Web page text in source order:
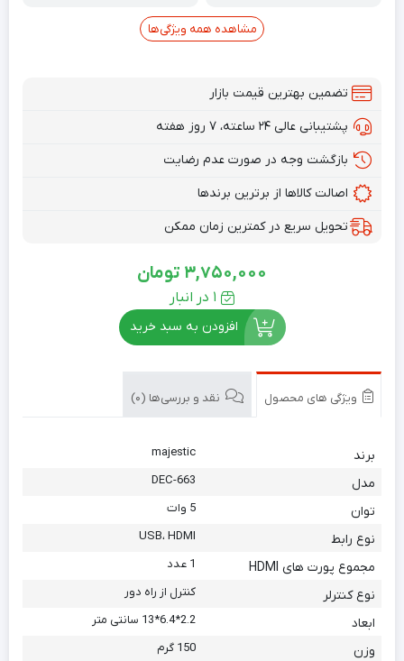
مشاهده همه ویژگی‌ها
تضمین بهترین قیمت بازار
پشتیبانی عالی ۲۴ ساعته، ۷ روز هفته
بازگشت وجه در صورت عدم رضایت
اصالت کالاها از برترین برندها
تحویل سریع در کمترین زمان ممکن
3,750,000 تومان
1 در انبار
افزودن به سبد خرید
ویژگی های محصول نقد و بررسی‌ها (0)
برند majestic
مدل DEC-663
توان 5 وات
نوع رابط USB، HDMI
مجموع پورت های HDMI 1 عدد
نوع کنترلر کنترل از راه دور
ابعاد 2.2*6.4*13 سانتی متر
وزن 150 گرم